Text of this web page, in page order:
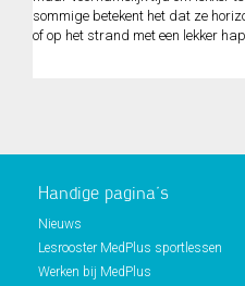
sommige betekent het dat ze
of op het strand met een lekker
Handige pagina’s
Nieuws
Lesrooster MedPlus sportlessen
Werken bij MedPlus